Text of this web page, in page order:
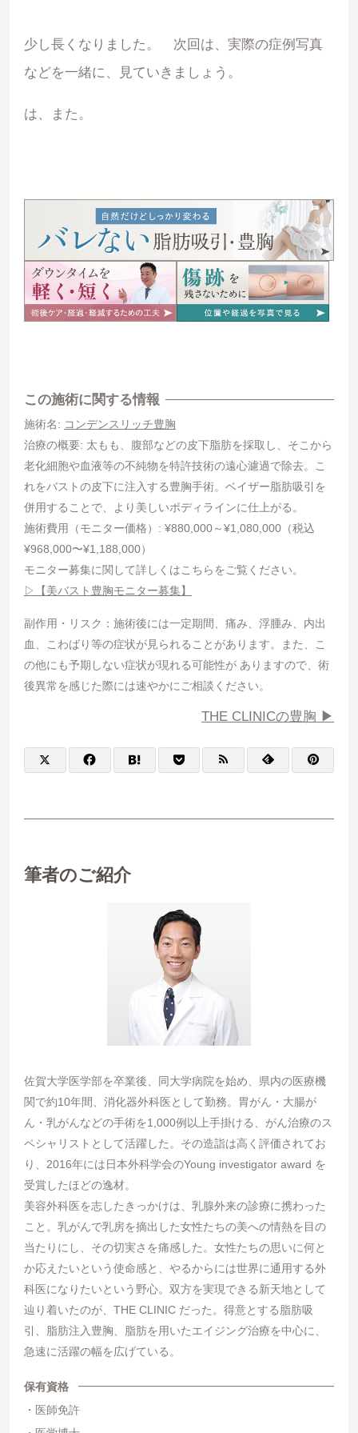
少し長くなりました。 次回は、実際の症例写真
などを一緒に、見ていきましょう。
は、また。
この施術に関する情報
施術名: コンデンスリッチ豊胸
治療の概要: 太もも、腹部などの皮下脂肪を採取し、そこから
老化細胞や血液等の不純物を特許技術の遠心濾過で除去。こ
れをバストの皮下に注入する豊胸手術。ベイザー脂肪吸引を
併用することで、より美しいボディラインに仕上がる。
施術費用（モニター価格）: ¥880,000～¥1,080,000（税込
¥968,000〜¥1,188,000）
モニター募集に関して詳しくはこちらをご覧ください。
▷【美バスト豊胸モニター募集】
副作用・リスク：施術後には一定期間、痛み、浮腫み、内出
血、こわばり等の症状が見られることがあります。また、こ
の他にも予期しない症状が現れる可能性が ありますので、術
後異常を感じた際には速やかにご相談ください。
THE CLINICの豊胸 ▶︎
筆者のご紹介
佐賀大学医学部を卒業後、同大学病院を始め、県内の医療機
関で約10年間、消化器外科医として勤務。胃がん・大腸が
ん・乳がんなどの手術を1,000例以上手掛ける、がん治療のス
ペシャリストとして活躍した。その造詣は高く評価されてお
り、2016年には日本外科学会のYoung investigator award を
受賞したほどの逸材。
美容外科医を志したきっかけは、乳腺外来の診療に携わった
こと。乳がんで乳房を摘出した女性たちの美への情熱を目の
当たりにし、その切実さを痛感した。女性たちの思いに何と
か応えたいという使命感と、やるからには世界に通用する外
科医になりたいという野心。双方を実現できる新天地として
辿り着いたのが、THE CLINIC だった。得意とする脂肪吸
引、脂肪注入豊胸、脂肪を用いたエイジング治療を中心に、
急速に活躍の幅を広げている。
保有資格
医師免許